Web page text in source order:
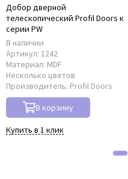
Добор дверной
телескопический Profil Doors к
серии PW
В наличии
Артикул: 1242
Материал: MDF
Несколько цветов
Производитель: Profil Doors
В корзину
Купить в 1 клик